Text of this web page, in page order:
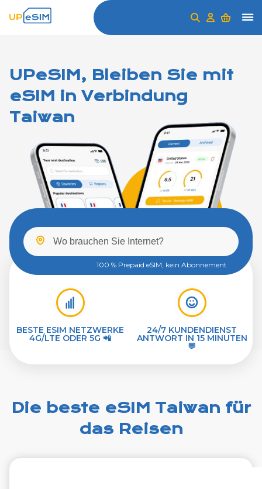
UPeSIM, Bleiben Sie mit
eSIM in Verbindung
Taiwan
100 % Prepaid eSIM, kein Abonnement
BESTE ESIM NETZWERKE
4G/LTE ODER 5G 📲
24/7 KUNDENDIENST
ANTWORT IN 15 MINUTEN
💬
Die beste eSIM Taiwan für
das Reisen